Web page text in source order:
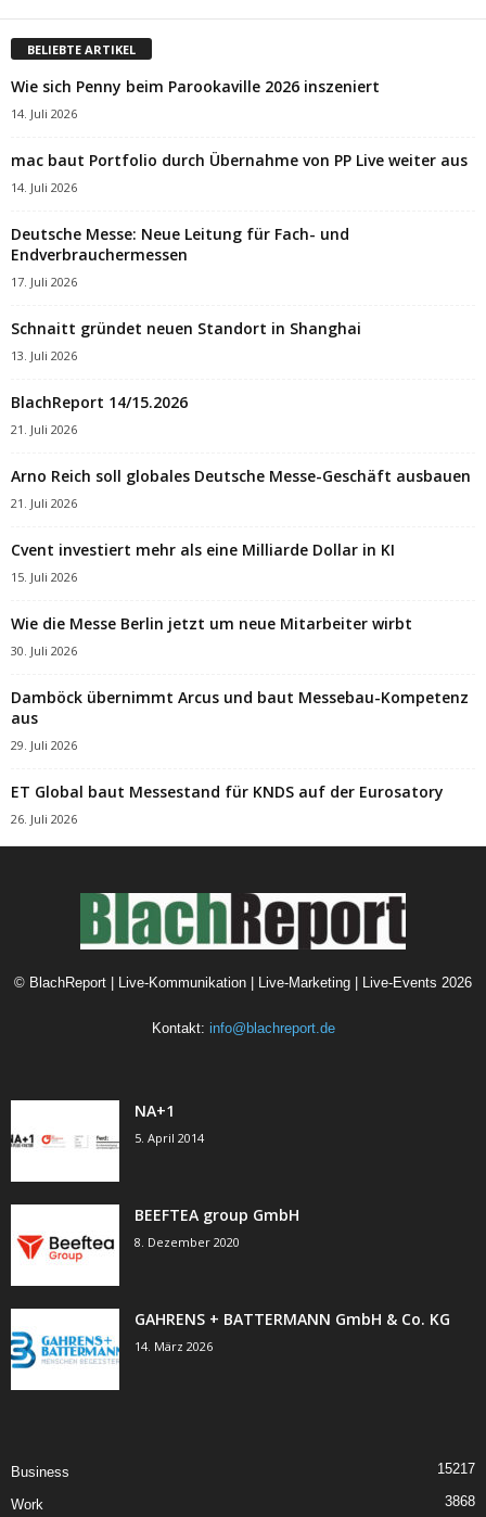
BELIEBTE ARTIKEL
Wie sich Penny beim Parookaville 2026 inszeniert
14. Juli 2026
mac baut Portfolio durch Übernahme von PP Live weiter aus
14. Juli 2026
Deutsche Messe: Neue Leitung für Fach- und
Endverbrauchermessen
17. Juli 2026
Schnaitt gründet neuen Standort in Shanghai
13. Juli 2026
BlachReport 14/15.2026
21. Juli 2026
Arno Reich soll globales Deutsche Messe-Geschäft ausbauen
21. Juli 2026
Cvent investiert mehr als eine Milliarde Dollar in KI
15. Juli 2026
Wie die Messe Berlin jetzt um neue Mitarbeiter wirbt
30. Juli 2026
Damböck übernimmt Arcus und baut Messebau-Kompetenz
aus
29. Juli 2026
ET Global baut Messestand für KNDS auf der Eurosatory
26. Juli 2026
© BlachReport | Live-Kommunikation | Live-Marketing | Live-Events 2026
Kontakt: info@blachreport.de
NA+1
5. April 2014
BEEFTEA group GmbH
8. Dezember 2020
GAHRENS + BATTERMANN GmbH & Co. KG
14. März 2026
Business 15217
Work 3868